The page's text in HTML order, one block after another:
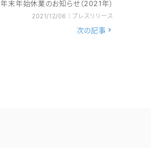
年末年始休業のお知らせ（2021年）
2021/12/06｜プレスリリース
次の記事